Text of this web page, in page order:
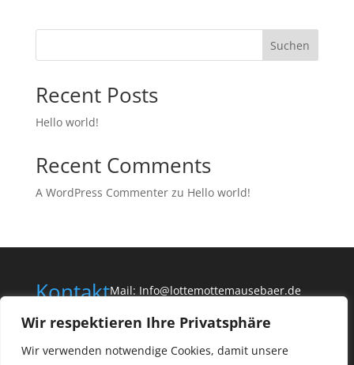
Wir respektieren Ihre Privatsphäre
Wir verwenden notwendige Cookies, damit unsere
Suchen
Recent Posts
Hello world!
Recent Comments
A WordPress Commenterzu Hello world!
KontaktMail: Info@lottemottemausebaer.de